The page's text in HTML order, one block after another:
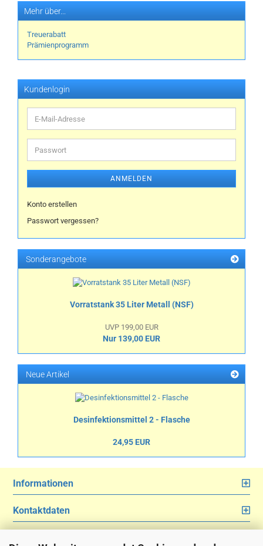
Mehr über...
Treuerabatt
Prämienprogramm
Kundenlogin
E-
Mail-
Adresse
Passwort
ANMELDEN
Konto erstellen
Passwort vergessen?
Sonderangebote
Vorratstank 35 Liter Metall (NSF)
UVP 199,00 EUR
Nur 139,00 EUR
Neue Artikel
Desinfektionsmittel 2 - Flasche
24,95 EUR
Informationen
Kontaktdaten